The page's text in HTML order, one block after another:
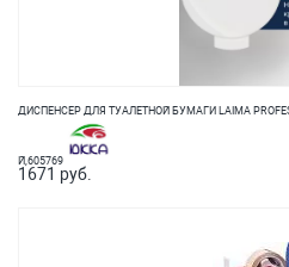
ДИСПЕНСЕР ДЛЯ ТУАЛЕТНОЙ БУМАГИ LAIMA
Й,605769
1671 руб.